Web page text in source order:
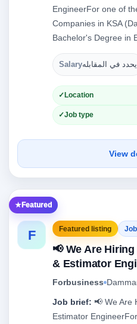
EngineerFor one of
Companies in KSA
Bachelor's Degree in
Salaryيحدد في المقابله
Location
Job type
View
Featured
F Featured listing
📢 We Are
& Estimator
Forbusiness
Job brief: 📢 We Are
Estimator